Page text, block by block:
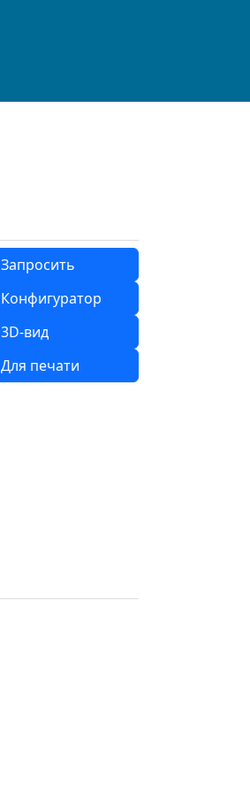
Запросить
Конфигуратор
3D-вид
Для печати